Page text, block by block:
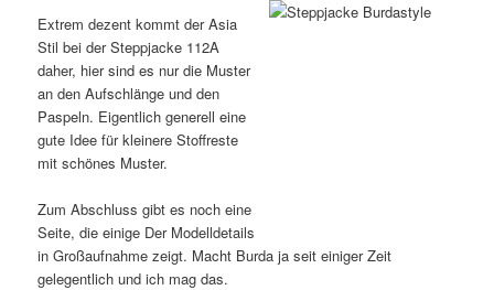
Extrem dezent kommt der Asia
Stil bei der Steppjacke 112A
daher, hier sind es nur die Muster
an den Aufschlänge und den
Paspeln. Eigentlich generell eine
gute Idee für kleinere Stoffreste
mit schönes Muster.
Zum Abschluss gibt es noch eine
Seite, die einige Der Modelldetails
in Großaufnahme zeigt. Macht Burda ja seit einiger Zeit
gelegentlich und ich mag das.